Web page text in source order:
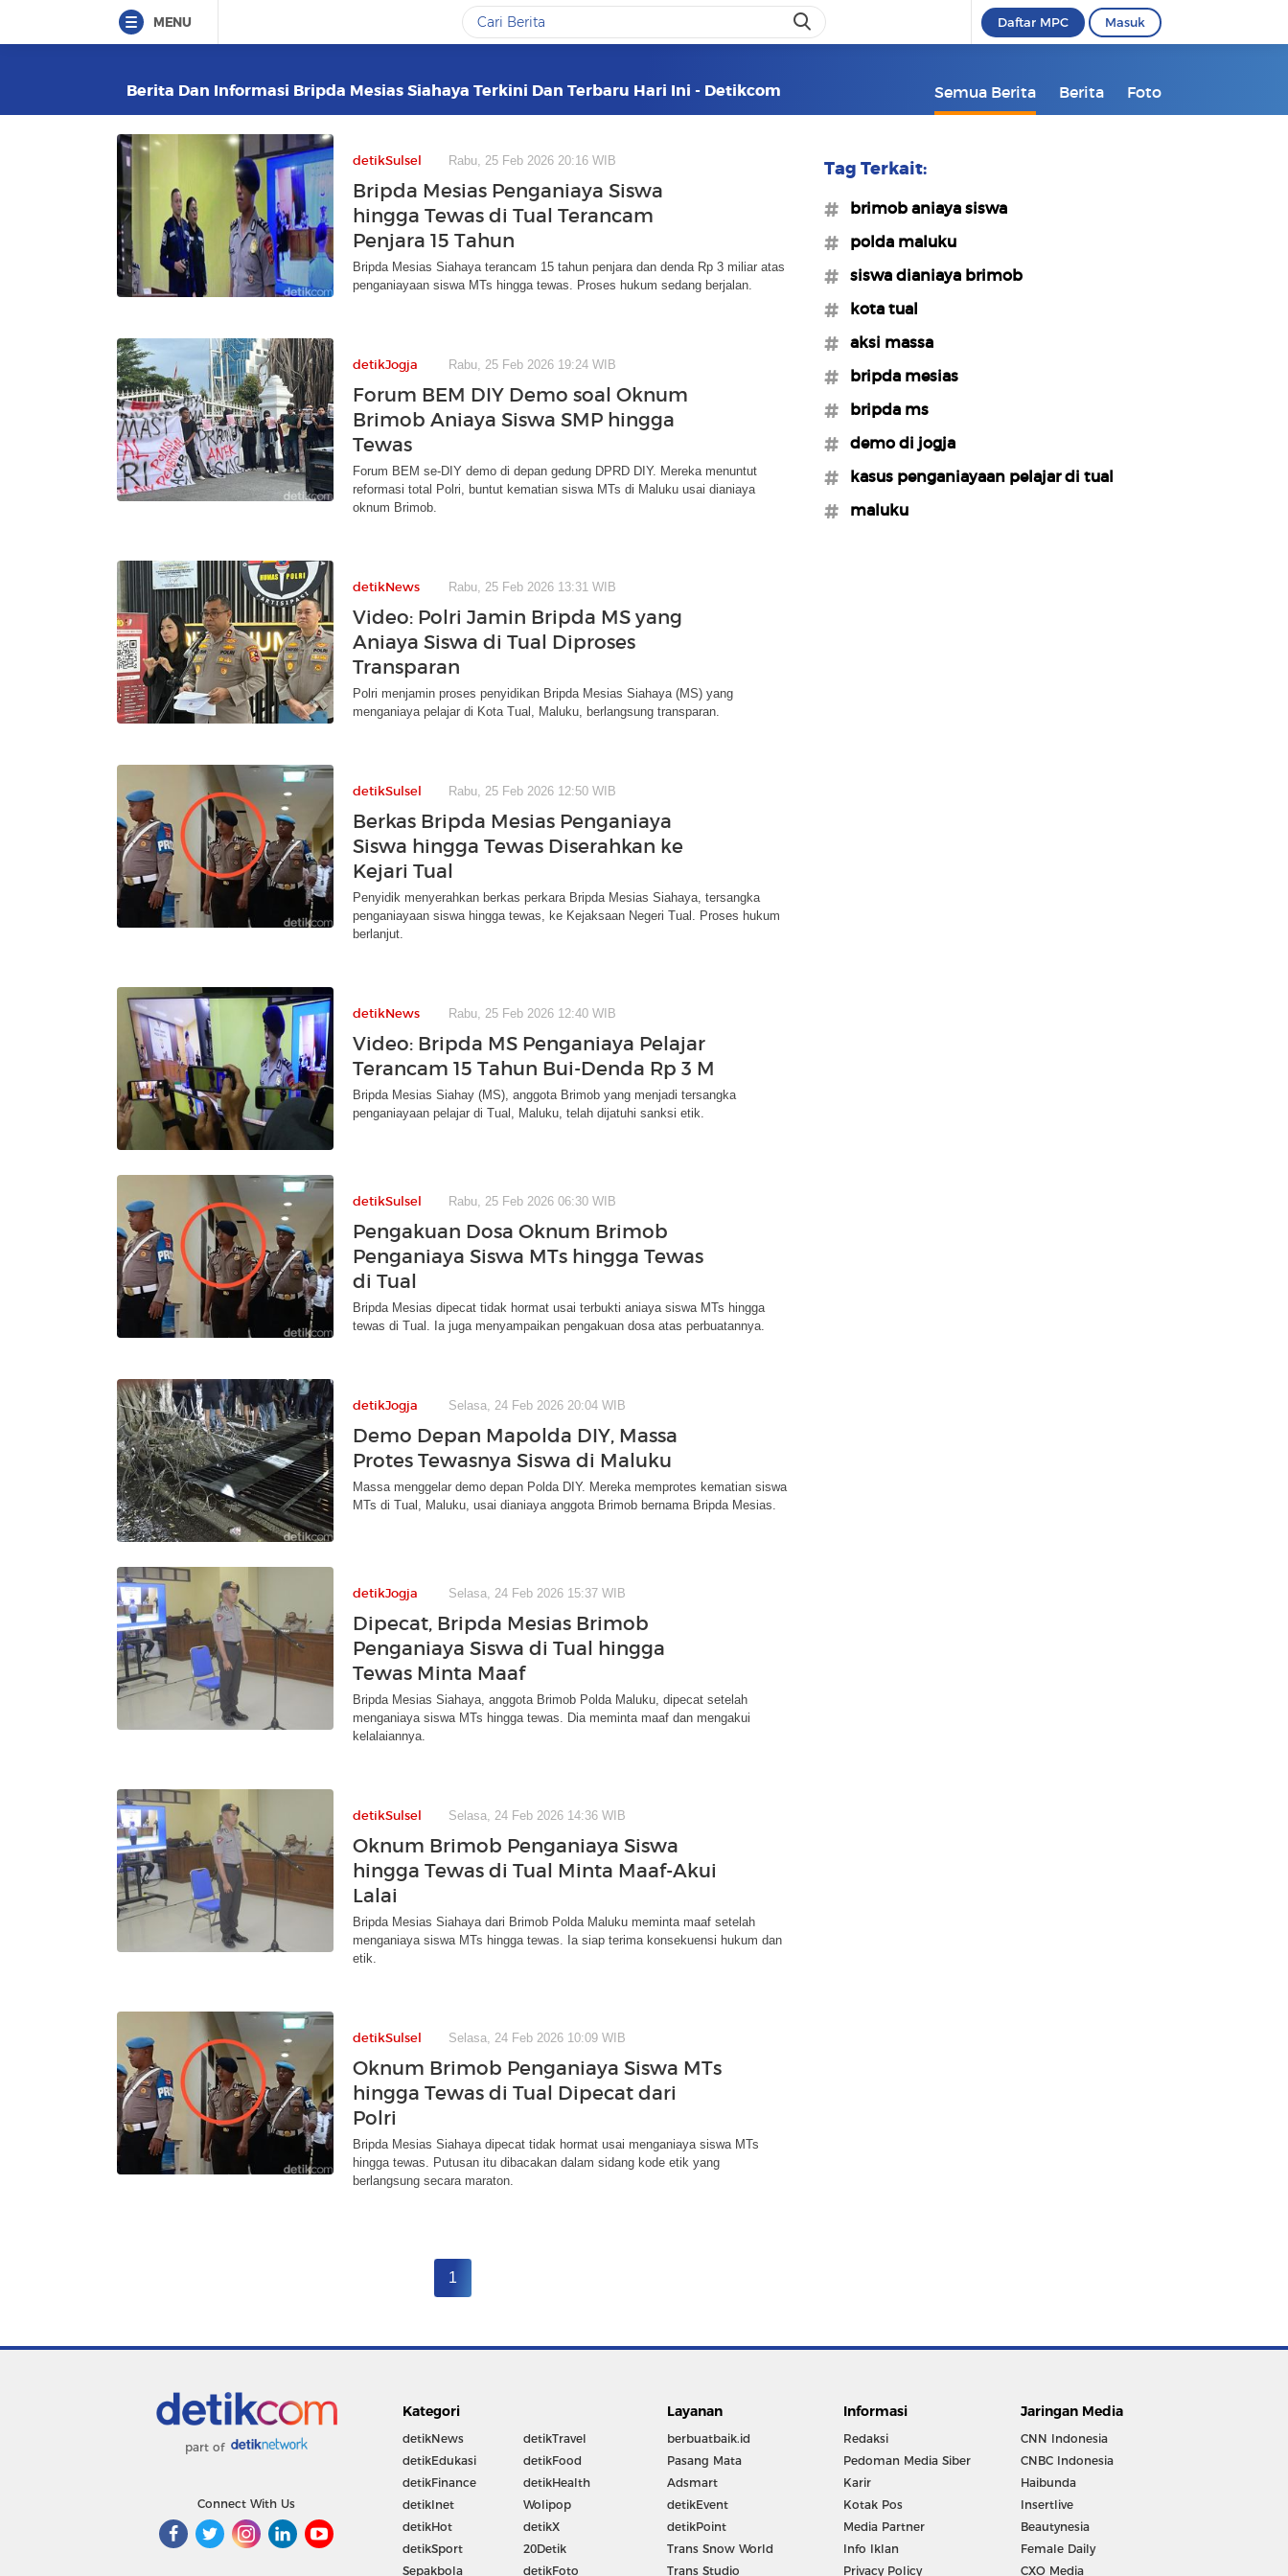
MENU Daftar MPC Masuk
Berita Dan Informasi Bripda Mesias Siahaya Terkini Dan Terbaru Hari Ini - Detikcom Semua Berita Berita Foto
detikSulsel Rabu, 25 Feb 2026 20:16 WIB
Bripda Mesias Penganiaya Siswa
hingga Tewas di Tual Terancam
Penjara 15 Tahun
Bripda Mesias Siahaya terancam 15 tahun penjara dan denda Rp 3 miliar atas
penganiayaan siswa MTs hingga tewas. Proses hukum sedang berjalan.
detikJogja Rabu, 25 Feb 2026 19:24 WIB
Forum BEM DIY Demo soal Oknum
Brimob Aniaya Siswa SMP hingga
Tewas
Forum BEM se-DIY demo di depan gedung DPRD DIY. Mereka menuntut
reformasi total Polri, buntut kematian siswa MTs di Maluku usai dianiaya
oknum Brimob.
detikNews Rabu, 25 Feb 2026 13:31 WIB
Video: Polri Jamin Bripda MS yang
Aniaya Siswa di Tual Diproses
Transparan
Polri menjamin proses penyidikan Bripda Mesias Siahaya (MS) yang
menganiaya pelajar di Kota Tual, Maluku, berlangsung transparan.
detikSulsel Rabu, 25 Feb 2026 12:50 WIB
Berkas Bripda Mesias Penganiaya
Siswa hingga Tewas Diserahkan ke
Kejari Tual
Penyidik menyerahkan berkas perkara Bripda Mesias Siahaya, tersangka
penganiayaan siswa hingga tewas, ke Kejaksaan Negeri Tual. Proses hukum
berlanjut.
detikNews Rabu, 25 Feb 2026 12:40 WIB
Video: Bripda MS Penganiaya Pelajar
Terancam 15 Tahun Bui-Denda Rp 3 M
Bripda Mesias Siahay (MS), anggota Brimob yang menjadi tersangka
penganiayaan pelajar di Tual, Maluku, telah dijatuhi sanksi etik.
detikSulsel Rabu, 25 Feb 2026 06:30 WIB
Pengakuan Dosa Oknum Brimob
Penganiaya Siswa MTs hingga Tewas
di Tual
Bripda Mesias dipecat tidak hormat usai terbukti aniaya siswa MTs hingga
tewas di Tual. Ia juga menyampaikan pengakuan dosa atas perbuatannya.
detikJogja Selasa, 24 Feb 2026 20:04 WIB
Demo Depan Mapolda DIY, Massa
Protes Tewasnya Siswa di Maluku
Massa menggelar demo depan Polda DIY. Mereka memprotes kematian siswa
MTs di Tual, Maluku, usai dianiaya anggota Brimob bernama Bripda Mesias.
detikJogja Selasa, 24 Feb 2026 15:37 WIB
Dipecat, Bripda Mesias Brimob
Penganiaya Siswa di Tual hingga
Tewas Minta Maaf
Bripda Mesias Siahaya, anggota Brimob Polda Maluku, dipecat setelah
menganiaya siswa MTs hingga tewas. Dia meminta maaf dan mengakui
kelalaiannya.
detikSulsel Selasa, 24 Feb 2026 14:36 WIB
Oknum Brimob Penganiaya Siswa
hingga Tewas di Tual Minta Maaf-Akui
Lalai
Bripda Mesias Siahaya dari Brimob Polda Maluku meminta maaf setelah
menganiaya siswa MTs hingga tewas. Ia siap terima konsekuensi hukum dan
etik.
detikSulsel Selasa, 24 Feb 2026 10:09 WIB
Oknum Brimob Penganiaya Siswa MTs
hingga Tewas di Tual Dipecat dari
Polri
Bripda Mesias Siahaya dipecat tidak hormat usai menganiaya siswa MTs
hingga tewas. Putusan itu dibacakan dalam sidang kode etik yang
berlangsung secara maraton.
1
Tag Terkait:
#brimob aniaya siswa
#polda maluku
#siswa dianiaya brimob
#kota tual
#aksi massa
#bripda mesias
#bripda ms
#demo di jogja
#kasus penganiayaan pelajar di tual
#maluku
part of
Connect With Us
Kategori
detikNews
detikEdukasi
detikFinance
detikInet
detikHot
detikSport
Sepakbola
detikTravel
detikFood
detikHealth
Wolipop
detikX
20Detik
detikFoto
Layanan
berbuatbaik.id
Pasang Mata
Adsmart
detikEvent
detikPoint
Trans Snow World
Trans Studio
Informasi
Redaksi
Pedoman Media Siber
Karir
Kotak Pos
Media Partner
Info Iklan
Privacy Policy
Jaringan Media
CNN Indonesia
CNBC Indonesia
Haibunda
Insertlive
Beautynesia
Female Daily
CXO Media